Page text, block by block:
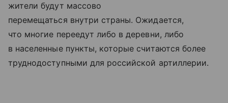
жители будут массово
перемещаться внутри страны. Ожидается,
что многие переедут либо в деревни, либо
в населенные пункты, которые считаются более
труднодоступными для российской артиллерии.